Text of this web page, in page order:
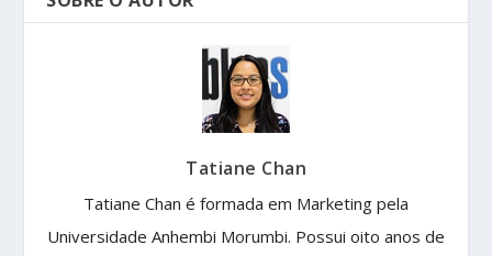
Tatiane Chan
Tatiane Chan é formada em Marketing pela
Universidade Anhembi Morumbi. Possui oito anos de